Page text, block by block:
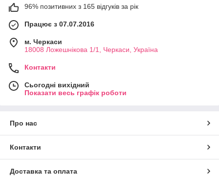
96% позитивних з 165 відгуків за рік
Працює з 07.07.2016
м. Черкаси
18008 Ложешнікова 1/1, Черкаси, Україна
Контакти
Сьогодні вихідний
Показати весь графік роботи
Про нас
Контакти
Доставка та оплата